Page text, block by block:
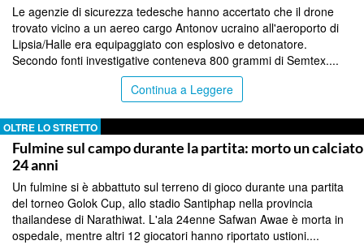
Le agenzie di sicurezza tedesche hanno accertato che il drone
trovato vicino a un aereo cargo Antonov ucraino all'aeroporto di
Lipsia/Halle era equipaggiato con esplosivo e detonatore.
Secondo fonti investigative conteneva 800 grammi di Semtex....
Continua a Leggere
OLTRE LO STRETTO
Fulmine sul campo durante la partita: morto un
24 anni
Un fulmine si è abbattuto sul terreno di gioco durante una partita
del torneo Golok Cup, allo stadio Santiphap nella provincia
thailandese di Narathiwat. L'ala 24enne Safwan Awae è morta in
ospedale, mentre altri 12 giocatori hanno riportato ustioni....